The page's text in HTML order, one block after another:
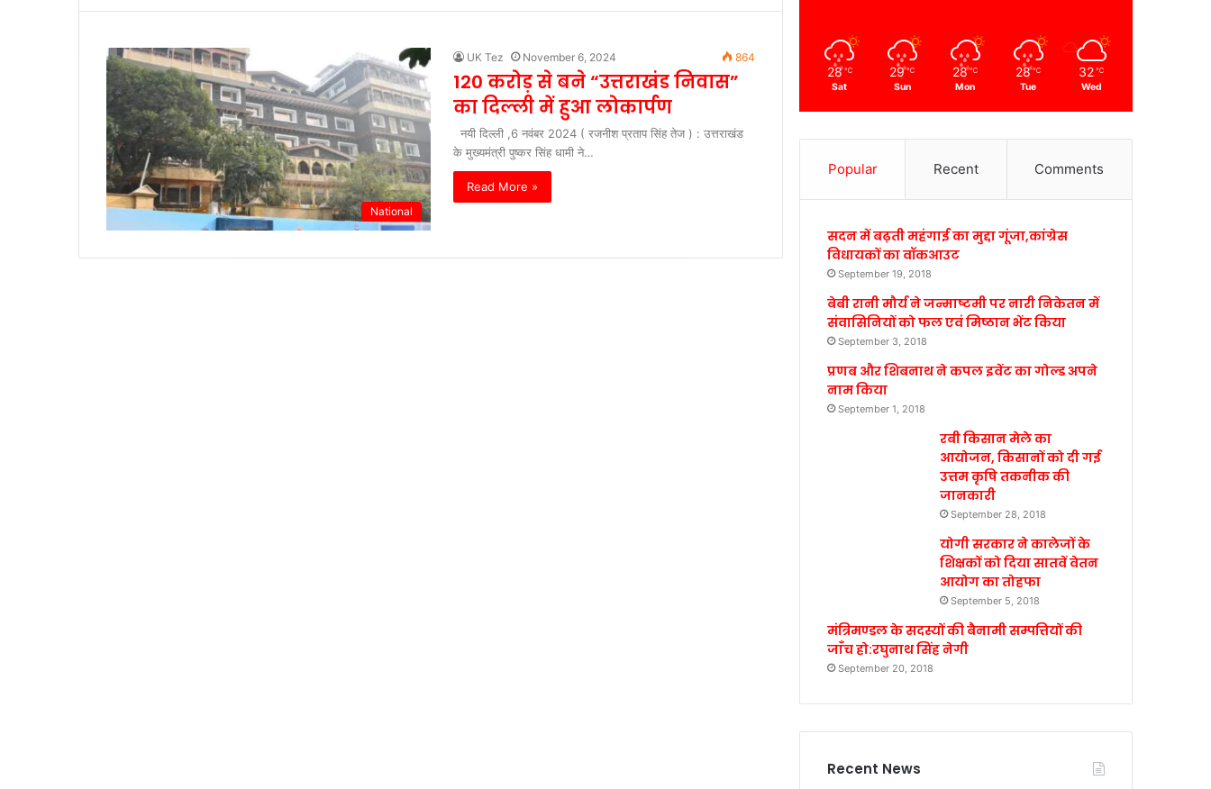
National
UK Tez November 6, 2024 864
120 करोड़ से बने “उत्तराखंड निवास”
का दिल्ली में हुआ लोकार्पण
नयी दिल्ली ,6 नवंबर 2024 ( रजनीश प्रताप सिंह तेज ) : उत्तराखंड
के मुख्यमंत्री पुष्कर सिंह धामी ने…
Read More »
28 ℃
Sat
29 ℃
Sun
28 ℃
Mon
28 ℃
Tue
32 ℃
Wed
Popular Recent Comments
सदन में बढ़ती महंगाई का मुद्दा गूंजा,कांग्रेस
विधायकों का वॉकआउट
September 19, 2018
बेबी रानी मौर्य ने जन्माष्टमी पर नारी निकेतन में
संवासिनियों को फल एवं मिष्ठान भेंट किया
September 3, 2018
प्रणब और शिबनाथ ने कपल इवेंट का गोल्ड अपने
नाम किया
September 1, 2018
रबी किसान मेले का
आयोजन, किसानों को दी गई
उत्तम कृषि तकनीक की
जानकारी
September 28, 2018
योगी सरकार ने कालेजों के
शिक्षकों को दिया सातवें वेतन
आयोग का तोहफा
September 5, 2018
मंत्रिमण्डल के सदस्यों की बैनामी सम्पत्तियों की
जाँच हो:रघुनाथ सिंह नेगी
September 20, 2018
Recent News